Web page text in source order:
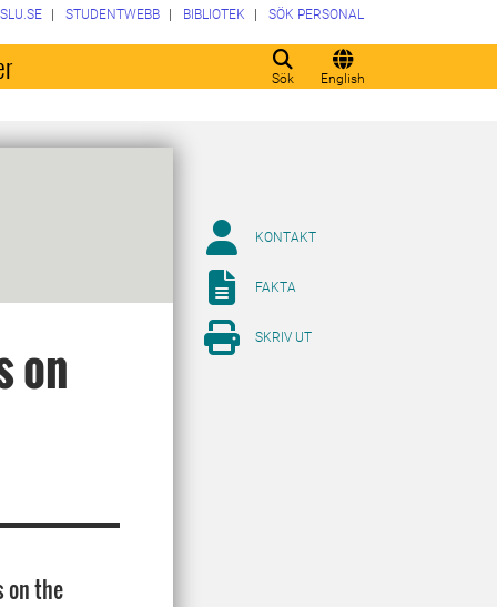
Sök English
SLU.SE STUDENTWEBB BIBLIOTEK SÖK PERSONAL
on
on the
KONTAKT
FAKTA
SKRIV UT